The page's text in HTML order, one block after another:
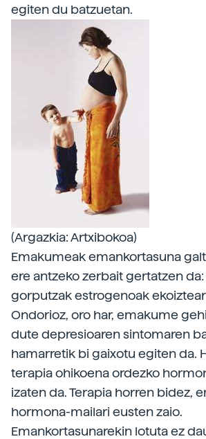
egiten du batzuetan.
(Argazkia: Artxibokoa)
Emakumeak emankortasuna
ere antzeko zerbait gertatzen
gorputzak estrogenoak
Ondorioz, oro har, emakume
dute depresioaren sintomaren
hamarretik bi gaixotu egiten da.
terapia ohikoena ordezko
izaten da. Terapia horren bidez,
hormona-mailari eusten zaio.
Emankortasunarekin lotuta ez